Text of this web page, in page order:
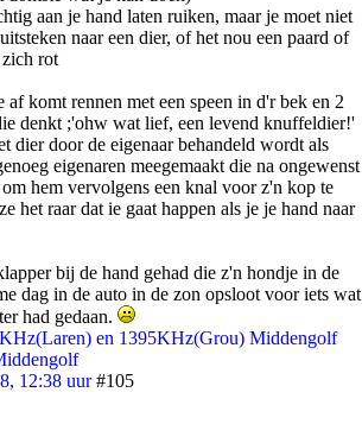
aan je hand laten ruiken, maar je moet niet
naar een dier, of het nou een paard of
rot
af komt rennen met een speen in d'r bek en 2
denkt ;'ohw wat lief, een levend knuffeldier!'
dier door de eigenaar behandeld wordt als
eigenaren meegemaakt die na ongewenst
hem vervolgens een knal voor z'n kop te
het raar dat ie gaat happen als je je hand naar
bij de hand gehad die z'n hondje in de
dag in de auto in de zon opsloot voor iets wat
had gedaan.
en 1395KHz(Grou) Middengolf
12:38 uur #105